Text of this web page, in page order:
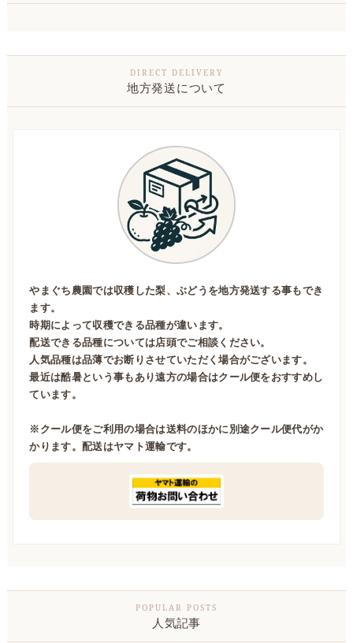
地方発送について
やまぐち農園では収穫した梨、ぶどうを地方発送する事もでき
ます。
時期によって収穫できる品種が違います。
配送できる品種については店頭でご相談ください。
人気品種は品薄でお断りさせていただく場合がございます。
最近は酷暑という事もあり遠方の場合はクール便をおすすめし
ています。
※クール便をご利用の場合は送料のほかに別途クール便代がか
かります。配送はヤマト運輸です。
人気記事